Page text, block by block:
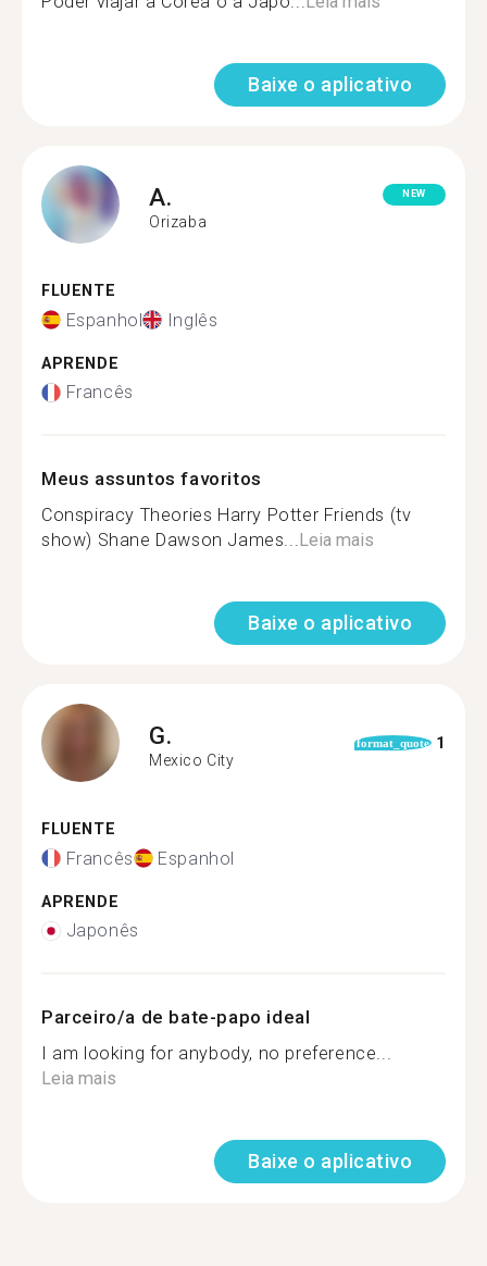
Baixe o aplicativo
A.
Orizaba
NEW
FLUENTE
Espanhol Inglês
APRENDE
Francês
Meus assuntos favoritos
Conspiracy Theories Harry Potter Friends (tv
show) Shane Dawson James...Leia mais
Baixe o aplicativo
G.
Mexico City
format_quote 1
FLUENTE
Francês Espanhol
APRENDE
Japonês
Parceiro/a de bate-papo ideal
I am looking for anybody, no preference...
Leia mais
Baixe o aplicativo